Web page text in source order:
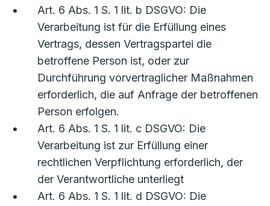
Art. 6 Abs. 1 S. 1 lit. b DSGVO: Die
Verarbeitung ist für die Erfüllung eines
Vertrags, dessen Vertragspartei die
betroffene Person ist, oder zur
Durchführung vorvertraglicher Maßnahmen
erforderlich, die auf Anfrage der betroffenen
Person erfolgen.
Art. 6 Abs. 1 S. 1 lit. c DSGVO: Die
Verarbeitung ist zur Erfüllung einer
rechtlichen Verpflichtung erforderlich, der
der Verantwortliche unterliegt
Art. 6 Abs. 1 S. 1 lit. d DSGVO: Die